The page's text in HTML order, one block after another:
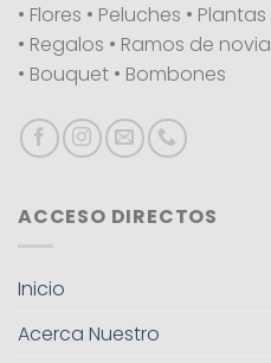
• Flores • Peluches • Plantas
• Regalos • Ramos de novia
• Bouquet • Bombones
ACCESO DIRECTOS
Inicio
Acerca Nuestro